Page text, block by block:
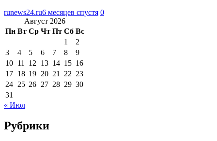
runews24.ru6 месяцев спустя 0
Август 2026
Пн Вт Ср Чт Пт Сб Вс
1
2
3
4 5 6 7 8
9
10 11 12 13 14 15 16
17 18 19 20 21 22 23
24 25 26 27 28 29 30
31
« Июл
Рубрики